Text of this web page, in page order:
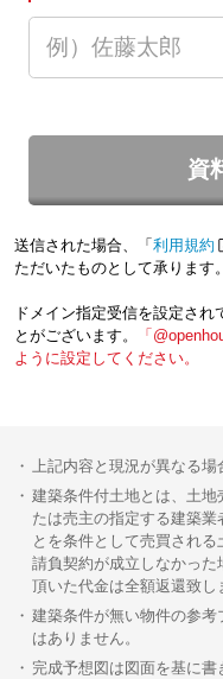
資
送信された場合、「 利用規約
ただいたものとして承ります。
ドメイン指定受信を設定さ
とがございます。
「
ように設定してください。
上記内容と現況が異なる
建築条件付土地とは、土地
たは売主の指定する建築
とを条件として売買され
請負契約が成立しなかっ
頂いた代金は全額返還致し
建築条件が無い物件の参
はありません。
完成予想図は図面を基に